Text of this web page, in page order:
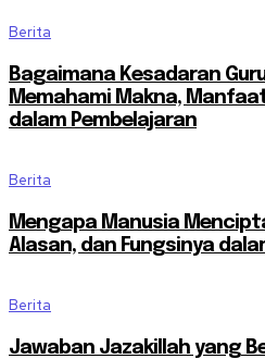
Berita
Bagaimana Kesadaran
Memahami Makna,
dalam Pembelajaran
Berita
Mengapa Manusia
Alasan, dan Fungsinya
Berita
Jawaban Jazakillah yang